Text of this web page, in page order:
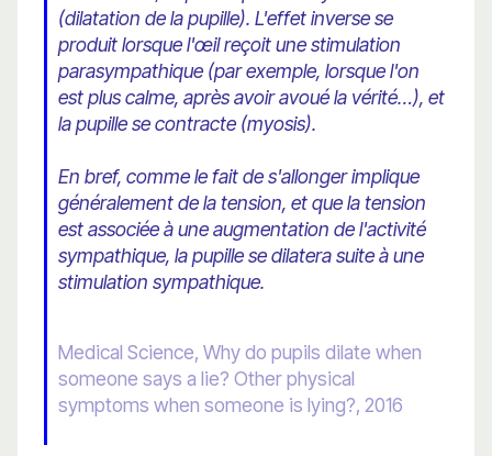
(dilatation de la pupille). L'effet inverse se
produit lorsque l'œil reçoit une stimulation
parasympathique (par exemple, lorsque l'on
est plus calme, après avoir avoué la vérité…), et
la pupille se contracte (myosis).
En bref, comme le fait de s'allonger implique
généralement de la tension, et que la tension
est associée à une augmentation de l'activité
sympathique, la pupille se dilatera suite à une
stimulation sympathique.
Medical Science, Why do pupils dilate when
someone says a lie? Other physical
symptoms when someone is lying?, 2016